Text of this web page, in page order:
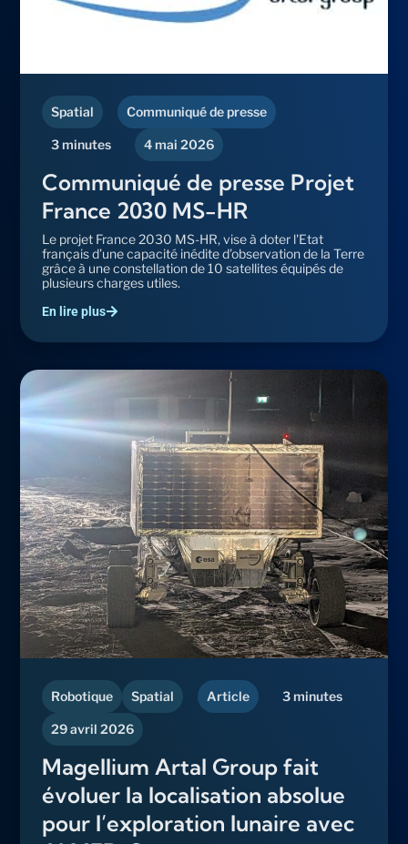
Spatial Communiqué de presse
3 minutes 4 mai 2026
Communiqué de presse Projet
France 2030 MS-HR
Le projet France 2030 MS-HR, vise à doter l'Etat
français d’une capacité inédite d’observation de la Terre
grâce à une constellation de 10 satellites équipés de
plusieurs charges utiles.
En lire plus
Robotique Spatial Article 3 minutes
29 avril 2026
Magellium Artal Group fait
évoluer la localisation absolue
pour l’exploration lunaire avec